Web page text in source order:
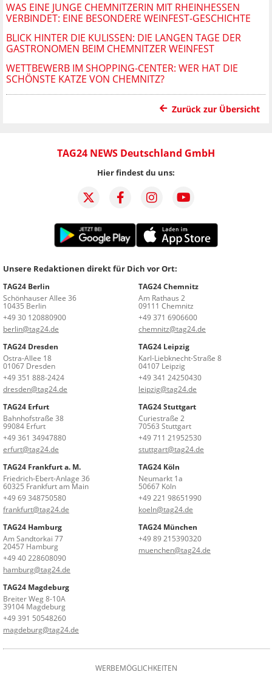
WAS EINE JUNGE CHEMNITZERIN MIT RHEINHESSEN
VERBINDET: EINE BESONDERE WEINFEST-GESCHICHTE
BLICK HINTER DIE KULISSEN: DIE LANGEN TAGE DER
GASTRONOMEN BEIM CHEMNITZER WEINFEST
WETTBEWERB IM SHOPPING-CENTER: WER HAT DIE
SCHÖNSTE KATZE VON CHEMNITZ?
Zurück zur Übersicht
TAG24 NEWS Deutschland GmbH
Hier findest du uns:
Unsere Redaktionen direkt für Dich vor Ort:
TAG24 Berlin
Schönhauser Allee 36
10435 Berlin
+49 30 120880900
berlin@tag24.de
TAG24 Chemnitz
Am Rathaus 2
09111 Chemnitz
+49 371 6906600
chemnitz@tag24.de
TAG24 Dresden
Ostra-Allee 18
01067 Dresden
+49 351 888-2424
dresden@tag24.de
TAG24 Leipzig
Karl-Liebknecht-Straße 8
04107 Leipzig
+49 341 24250430
leipzig@tag24.de
TAG24 Erfurt
Bahnhofstraße 38
99084 Erfurt
+49 361 34947880
erfurt@tag24.de
TAG24 Stuttgart
Curiestraße 2
70563 Stuttgart
+49 711 21952530
stuttgart@tag24.de
TAG24 Frankfurt a. M.
Friedrich-Ebert-Anlage 36
60325 Frankfurt am Main
+49 69 348750580
frankfurt@tag24.de
TAG24 Köln
Neumarkt 1a
50667 Köln
+49 221 98651990
koeln@tag24.de
TAG24 Hamburg
Am Sandtorkai 77
20457 Hamburg
+49 40 228608090
hamburg@tag24.de
TAG24 München
+49 89 215390320
muenchen@tag24.de
TAG24 Magdeburg
Breiter Weg 8-10A
39104 Magdeburg
+49 391 50548260
magdeburg@tag24.de
WERBEMÖGLICHKEITEN